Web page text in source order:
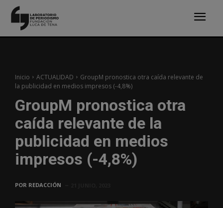
Inicio ACTUALIDAD
GroupM pronostica otra caída relevante de
la publicidad en medios impresos (-4,8%)
GroupM pronostica otra
caída relevante de la
publicidad en medios
impresos (-4,8%)
POR REDACCIÓN